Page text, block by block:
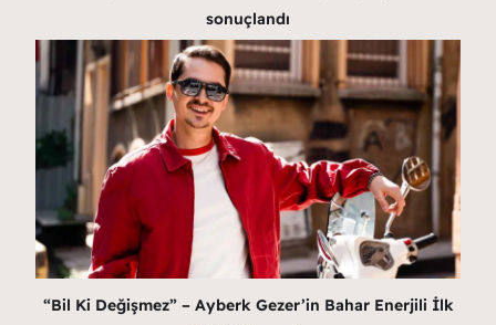
sonuçlandı
“Bil Ki Değişmez” – Ayberk Gezer’in Bahar Enerjili İlk